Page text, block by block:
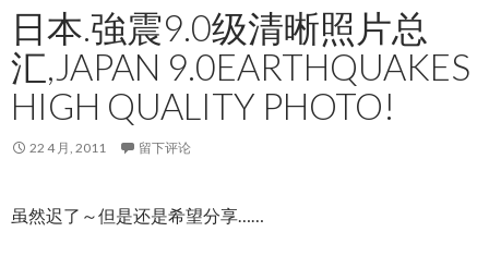
日本.強震9.0级清晰照片总
汇,JAPAN 9.0EARTHQUAKES
HIGH QUALITY PHOTO!
22 4 月, 2011 留下评论
虽然迟了～但是还是希望分享……